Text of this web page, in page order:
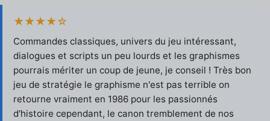
★★★★☆
Commandes classiques, univers du jeu intéressant,
dialogues et scripts un peu lourds et les graphismes
pourrais mériter un coup de jeune, je conseil ! Très bon
jeu de stratégie le graphisme n'est pas terrible on
retourne vraiment en 1986 pour les passionnés
d'histoire cependant, le canon tremblement de nos